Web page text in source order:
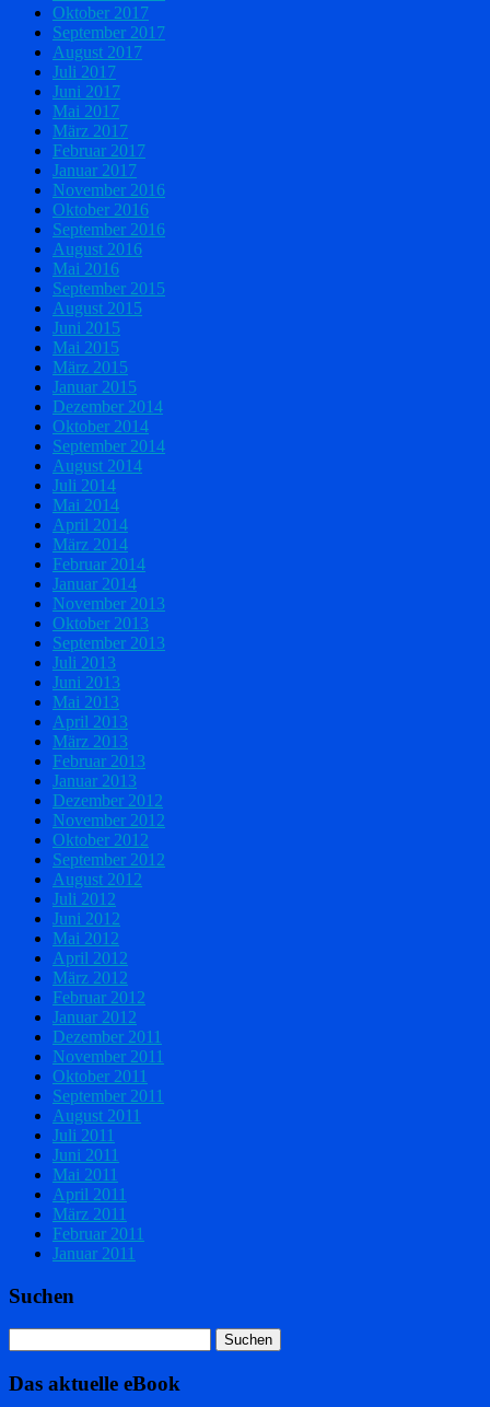
Oktober 2017
September 2017
August 2017
Juli 2017
Juni 2017
Mai 2017
März 2017
Februar 2017
Januar 2017
November 2016
Oktober 2016
September 2016
August 2016
Mai 2016
September 2015
August 2015
Juni 2015
Mai 2015
März 2015
Januar 2015
Dezember 2014
Oktober 2014
September 2014
August 2014
Juli 2014
Mai 2014
April 2014
März 2014
Februar 2014
Januar 2014
November 2013
Oktober 2013
September 2013
Juli 2013
Juni 2013
Mai 2013
April 2013
März 2013
Februar 2013
Januar 2013
Dezember 2012
November 2012
Oktober 2012
September 2012
August 2012
Juli 2012
Juni 2012
Mai 2012
April 2012
März 2012
Februar 2012
Januar 2012
Dezember 2011
November 2011
Oktober 2011
September 2011
August 2011
Juli 2011
Juni 2011
Mai 2011
April 2011
März 2011
Februar 2011
Januar 2011
Suchen
Das aktuelle eBook